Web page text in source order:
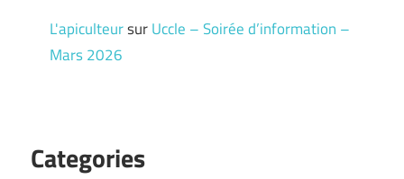
L'apiculteursurUccle – Soirée d’information –
Mars 2026
Categories